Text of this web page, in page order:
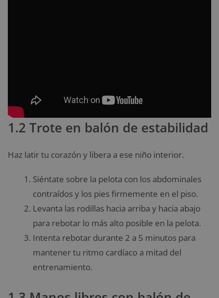
1.2 Trote en balón de estabilidad
Haz latir tu corazón y libera a ese niño interior.
Siéntate sobre la pelota con los abdominales
contraídos y los pies firmemente en el piso.
Levanta las rodillas hacia arriba y hacia abajo
para rebotar lo más alto posible en la pelota.
Intenta rebotar durante 2 a 5 minutos para
mantener tu ritmo cardíaco a mitad del
entrenamiento.